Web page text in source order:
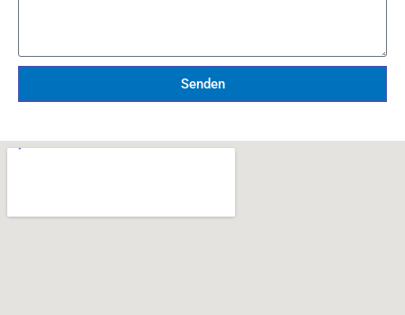
Senden